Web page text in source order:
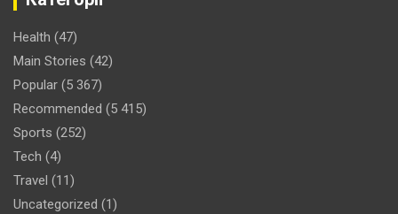
Health (47)
Main Stories (42)
Popular (5 367)
Recommended (5 415)
Sports (252)
Tech (4)
Travel (11)
Uncategorized (1)